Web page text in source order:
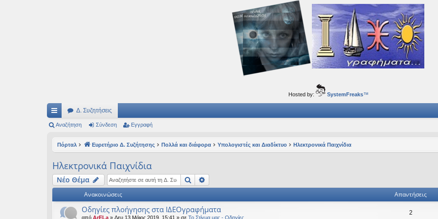
Αυτός ο τόπος φιλοδοξεί να ανοίγει μονοπάτια για τα συναρπαστικά και όμορφα ταξίδια του νού...
Hosted by: SystemFreaks™
ρή
ς
συ
Δ. Συζητήσεις
Αναζήτηση Σύνδεση Εγγραφή
Πόρταλ Ευρετήριο Δ. Συζήτησης Πολλά και διάφορα Υπολογιστές και Διαδίκτυο Ηλεκτρονικά Παιχνίδια
Ηλεκτρονικά Παιχνίδια
Νέο Θέμα Αναζήτηση
Ανακοινώσεις Απαντήσεις
Οδηγίες πλοήγησης στα ΙΔΕΟγραφήματα
από ArELa » Δευ 13 Μάιος 2019, 15:41 » σε Το Στίγμα μας - Οδηγίες
2